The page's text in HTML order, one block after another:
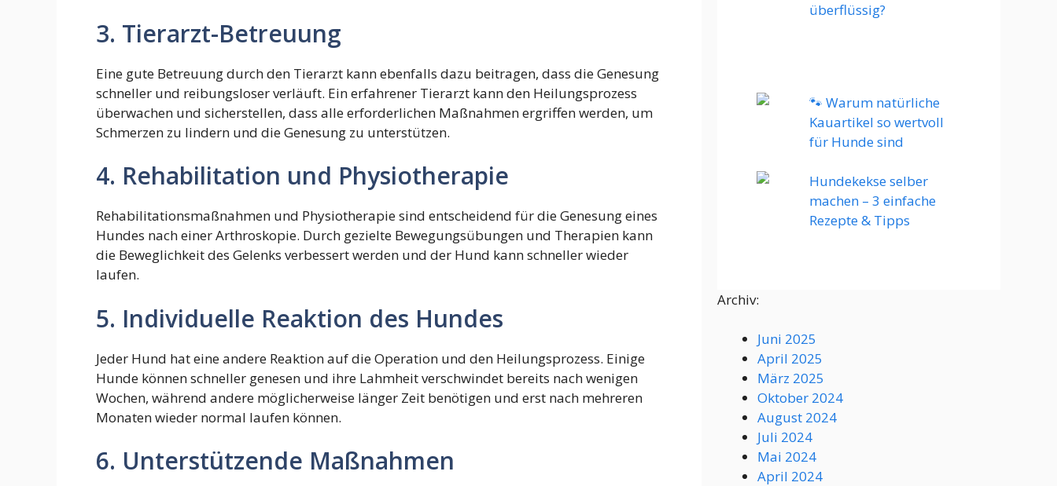
3. Tierarzt-Betreuung
Eine gute Betreuung durch den Tierarzt kann ebenfalls dazu beitragen, dass die Genesung
schneller und reibungsloser verläuft. Ein erfahrener Tierarzt kann den Heilungsprozess
überwachen und sicherstellen, dass alle erforderlichen Maßnahmen ergriffen werden, um
Schmerzen zu lindern und die Genesung zu unterstützen.
4. Rehabilitation und Physiotherapie
Rehabilitationsmaßnahmen und Physiotherapie sind entscheidend für die Genesung eines
Hundes nach einer Arthroskopie. Durch gezielte Bewegungsübungen und Therapien kann
die Beweglichkeit des Gelenks verbessert werden und der Hund kann schneller wieder
laufen.
5. Individuelle Reaktion des Hundes
Jeder Hund hat eine andere Reaktion auf die Operation und den Heilungsprozess. Einige
Hunde können schneller genesen und ihre Lahmheit verschwindet bereits nach wenigen
Wochen, während andere möglicherweise länger Zeit benötigen und erst nach mehreren
Monaten wieder normal laufen können.
6. Unterstützende Maßnahmen
überflüssig?
🐾 Warum natürliche
Kauartikel so wertvoll
für Hunde sind
Hundekekse selber
machen – 3 einfache
Rezepte & Tipps
Archiv:
Juni 2025
April 2025
März 2025
Oktober 2024
August 2024
Juli 2024
Mai 2024
April 2024